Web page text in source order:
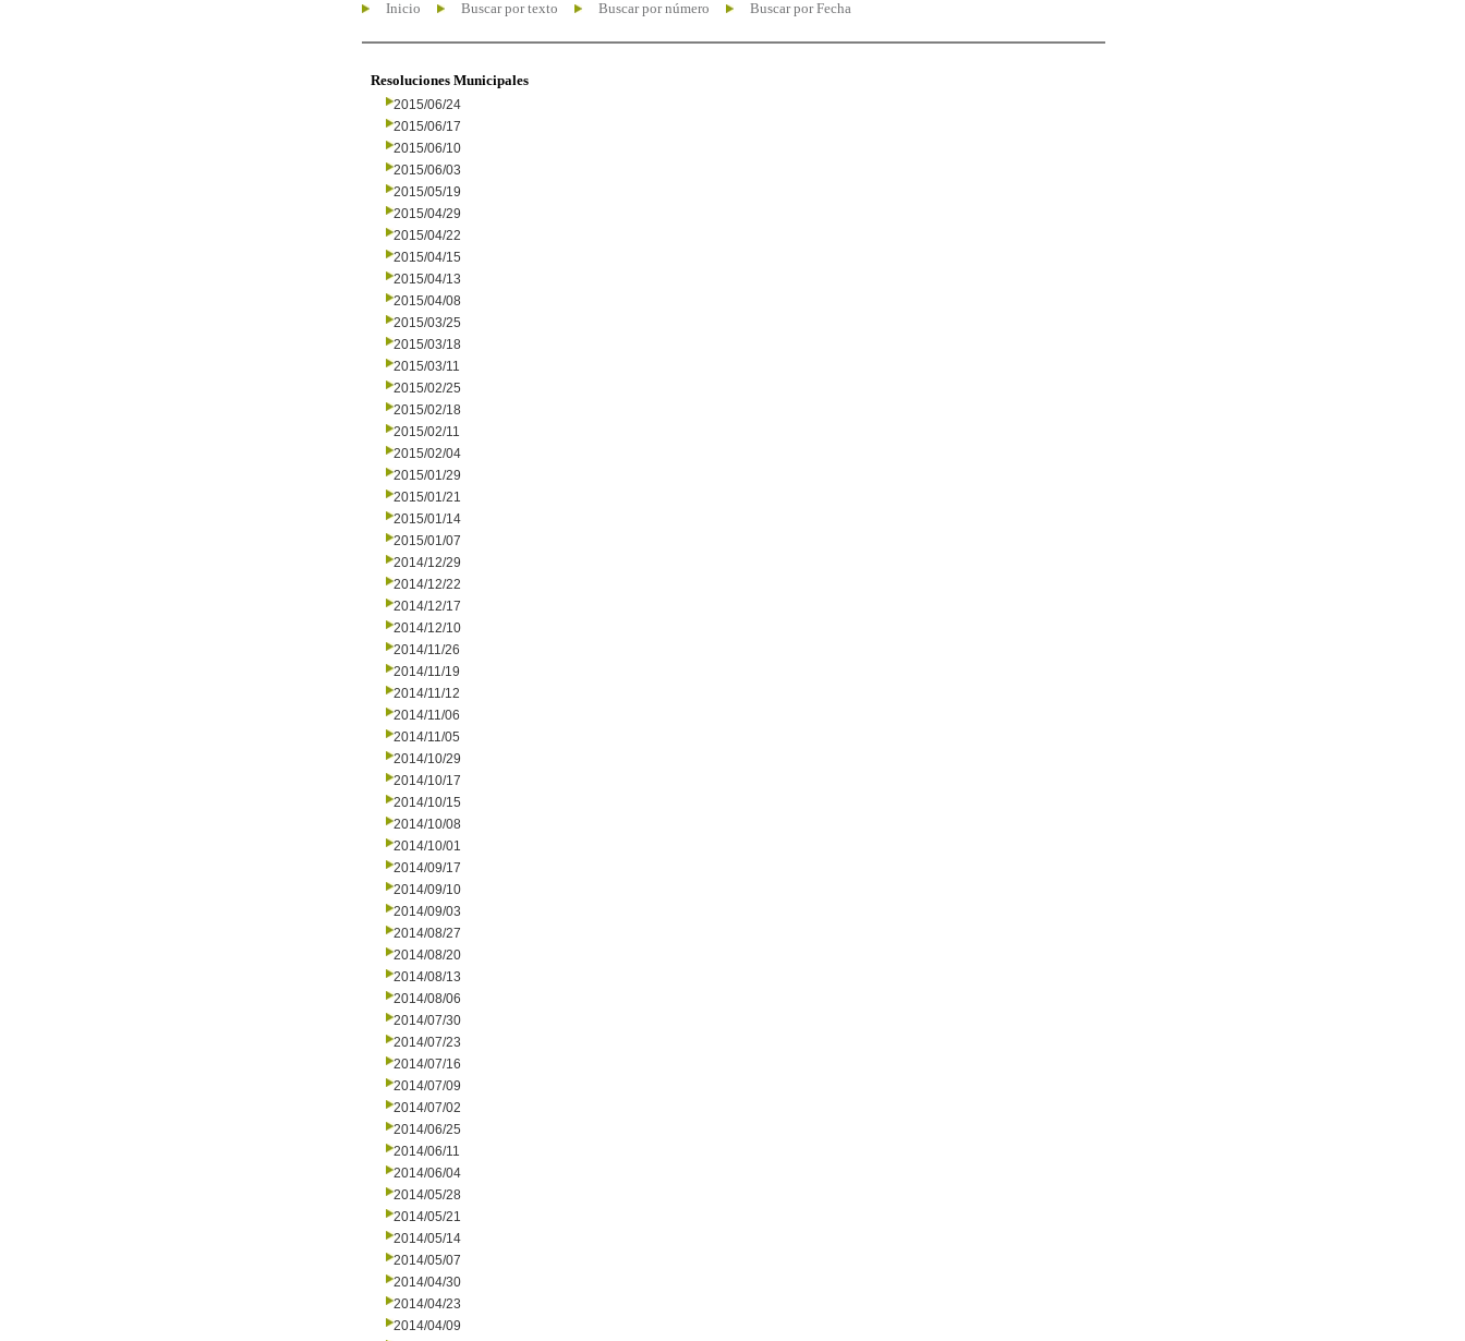
Inicio Buscar por texto Buscar por número Buscar por Fecha
Resoluciones Municipales
2015/06/24
2015/06/17
2015/06/10
2015/06/03
2015/05/19
2015/04/29
2015/04/22
2015/04/15
2015/04/13
2015/04/08
2015/03/25
2015/03/18
2015/03/11
2015/02/25
2015/02/18
2015/02/11
2015/02/04
2015/01/29
2015/01/21
2015/01/14
2015/01/07
2014/12/29
2014/12/22
2014/12/17
2014/12/10
2014/11/26
2014/11/19
2014/11/12
2014/11/06
2014/11/05
2014/10/29
2014/10/17
2014/10/15
2014/10/08
2014/10/01
2014/09/17
2014/09/10
2014/09/03
2014/08/27
2014/08/20
2014/08/13
2014/08/06
2014/07/30
2014/07/23
2014/07/16
2014/07/09
2014/07/02
2014/06/25
2014/06/11
2014/06/04
2014/05/28
2014/05/21
2014/05/14
2014/05/07
2014/04/30
2014/04/23
2014/04/09